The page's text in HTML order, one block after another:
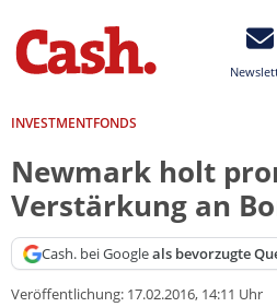
INVESTMENTFONDS
Newmark holt
Verstärkung an
Cash. bei Googleals bevorzugte
Veröffentlichung: 17.02.2016, 14:11 Uhr